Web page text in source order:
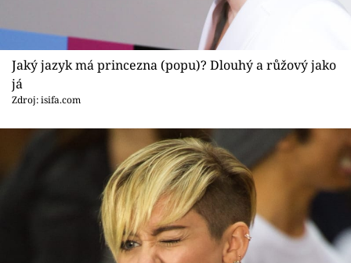
Jaký jazyk má princezna (popu)? Dlouhý a růžový jako
já
Zdroj: isifa.com